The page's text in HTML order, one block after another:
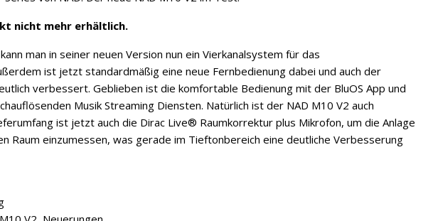
nicht mehr erhältlich.
man in seiner neuen Version nun ein Vierkanalsystem für das
ist jetzt standardmäßig eine neue Fernbedienung dabei und auch der
verbessert. Geblieben ist die komfortable Bedienung mit der BluOS App und
Musik Streaming Diensten. Natürlich ist der NAD M10 V2 auch
ist jetzt auch die Dirac Live® Raumkorrektur plus Mikrofon, um die Anlage
Raum einzumessen, was gerade im Tieftonbereich eine deutliche Verbesserung